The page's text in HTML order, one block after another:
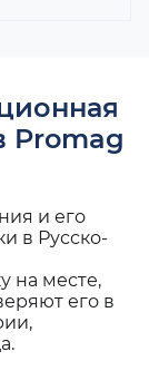
Promag
и его
в Русско-
на месте,
его в